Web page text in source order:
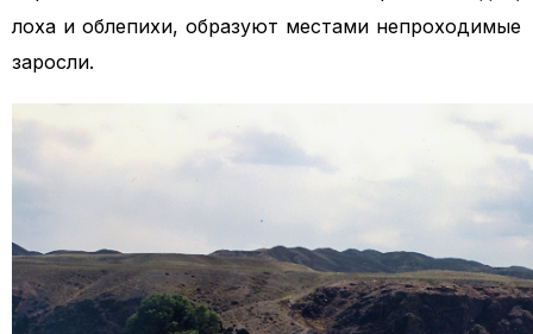
лоха и облепихи, образуют местами непроходимые
заросли.